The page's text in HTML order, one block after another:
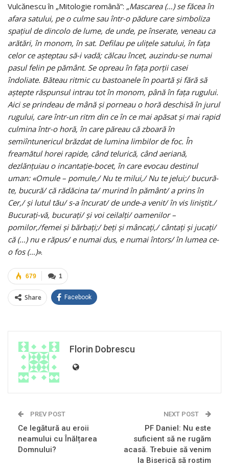
Vulcănescu în „Mitologie română”: „Mascarea (…) se făcea în
afara satului, pe o culme sau într-o pădure care simboliza
spaţiul de dincolo de lume, de unde, pe înserate, veneau ca
arătări, în monom, în sat. Defilau pe uliţele satului, în faţa
celor ce aşteptau să-i vadă; călcau încet, auzindu-se numai
pasul felin pe pământ. Se opreau în faţa porţii casei
îndoliate. Băteau ritmic cu bastoanele în poartă şi fără să
aştepte răspunsul intrau tot în monom, până în faţa rugului.
Aici se prindeau de mână şi porneau o horă deschisă în jurul
rugului, care într-un ritm din ce în ce mai apăsat şi mai rapid
culmina într-o horă, în care păreau că zboară în
semiîntunericul brăzdat de lumina limbilor de foc. În
freamătul horei rapide, când telurică, când aeriană,
dezlănţuiau o incantaţie-bocet, în care evocau destinul
uman: «Omule – pomule,/ Nu te milui,/ Nu te jelui;/ bucură-
te, bucură/ că rădăcina ta/ murind în pământ/ a prins în
Cer,/ şi lutul tău/ s-a încurat/ de unde-a venit/ în vis liniştit./
Bucuraţi-vă, bucuraţi/ şi voi ceilalţi/ oamenilor –
pomilor,/femei şi bărbaţi;/ beţi şi mâncaţi,/ cântaţi şi jucaţi/
că (…) nu e răpus/ e numai dus, e numai întors/ în lumea ce-
o fos (…)».
1
679
Share Facebook
Florin Dobrescu
PREV POST
Ce legătură au eroii
neamului cu Înălțarea
Domnului?
NEXT POST
PF Daniel: Nu este
suficient să ne rugăm
acasă. Trebuie să venim
la Biserică să rostim